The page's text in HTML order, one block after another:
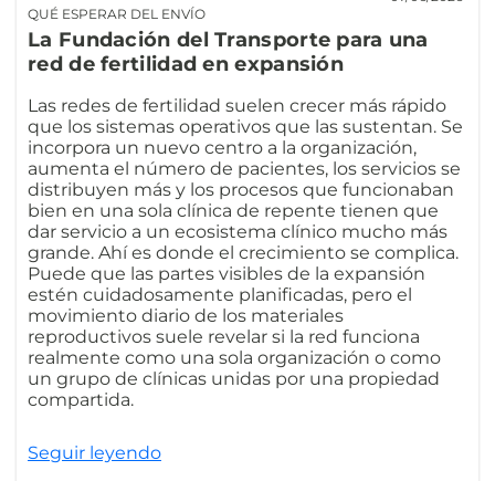
QUÉ ESPERAR DEL ENVÍO
La Fundación del Transporte para una
red de fertilidad en expansión
Las redes de fertilidad suelen crecer más rápido
que los sistemas operativos que las sustentan. Se
incorpora un nuevo centro a la organización,
aumenta el número de pacientes, los servicios se
distribuyen más y los procesos que funcionaban
bien en una sola clínica de repente tienen que
dar servicio a un ecosistema clínico mucho más
grande. Ahí es donde el crecimiento se complica.
Puede que las partes visibles de la expansión
estén cuidadosamente planificadas, pero el
movimiento diario de los materiales
reproductivos suele revelar si la red funciona
realmente como una sola organización o como
un grupo de clínicas unidas por una propiedad
compartida.
Seguir leyendo